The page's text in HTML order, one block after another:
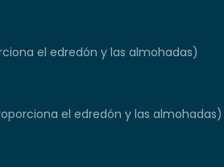
el edredón y las almohadas)
el edredón y las almohadas)